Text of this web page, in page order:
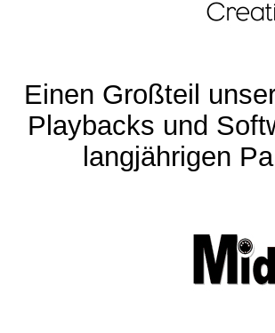
Einen Großteil
Playbacks und
langjährigen